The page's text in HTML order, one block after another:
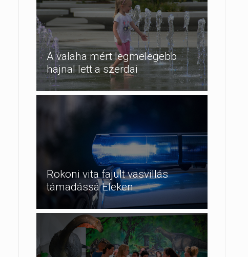
A valaha mért legmelegebb
hajnal lett a szerdai
Rokoni vita fajult vasvillás
támadássá Eleken